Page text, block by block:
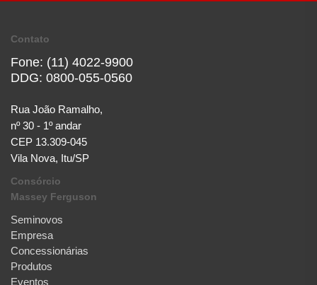
Contato
Fone: (11) 4022-9900
DDG: 0800-055-0560
Rua João Ramalho,
nº 30 - 1º andar
CEP 13.309-045
Vila Nova, Itu/SP
Consórcio
Massey Ferguson
Seminovos
Empresa
Concessionárias
Produtos
Eventos